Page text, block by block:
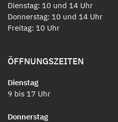
Dienstag: 10 und 14 Uhr
Donnerstag: 10 und 14 Uhr
Freitag: 10 Uhr
ÖFFNUNGSZEITEN
Dienstag
9 bis 17 Uhr
Donnerstag